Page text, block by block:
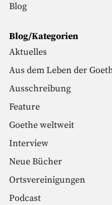
Blog
Blog/Kategorien
Aktuelles
Aus dem Leben der
Ausschreibung
Feature
Goethe weltweit
Interview
Neue Bücher
Ortsvereinigungen
Podcast